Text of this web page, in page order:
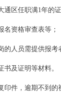
区任职满1年的证
资格审查表等；
人员需提供报考
及证明等材料。
件，逾期不到的